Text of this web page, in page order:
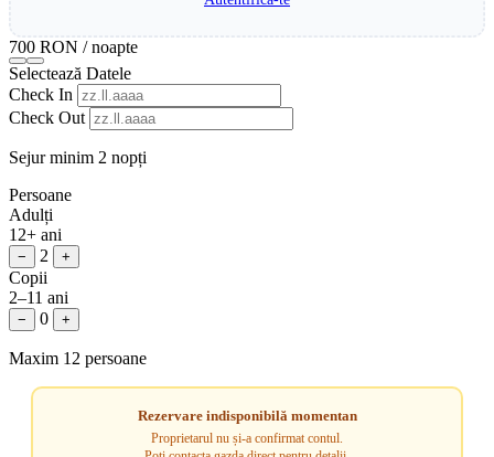
700 RON / noapte
Selectează Datele
Check In
Check Out
Sejur minim 2 nopți
Persoane
Adulți
12+ ani
− 2 +
Copii
2–11 ani
− 0 +
Maxim 12 persoane
Rezervare indisponibilă momentan
Proprietarul nu și-a confirmat contul.